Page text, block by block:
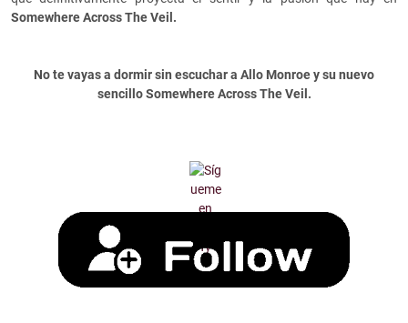
Somewhere Across The Veil.
No te vayas a dormir sin escuchar a Allo Monroe y su nuevo
sencillo Somewhere Across The Veil.